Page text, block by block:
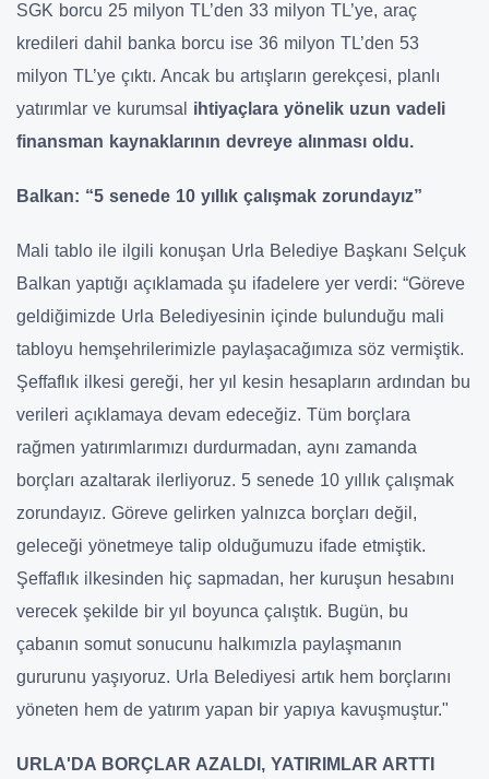
SGK borcu 25 milyon TL’den 33 milyon TL’ye, araç
kredileri dahil banka borcu ise 36 milyon TL’den 53
milyon TL’ye çıktı. Ancak bu artışların gerekçesi, planlı
yatırımlar ve kurumsal ihtiyaçlara yönelik uzun vadeli
finansman kaynaklarının devreye alınması oldu.
Balkan: “5 senede 10 yıllık çalışmak zorundayız”
Mali tablo ile ilgili konuşan Urla Belediye Başkanı Selçuk
Balkan yaptığı açıklamada şu ifadelere yer verdi: “Göreve
geldiğimizde Urla Belediyesinin içinde bulunduğu mali
tabloyu hemşehrilerimizle paylaşacağımıza söz vermiştik.
Şeffaflık ilkesi gereği, her yıl kesin hesapların ardından bu
verileri açıklamaya devam edeceğiz. Tüm borçlara
rağmen yatırımlarımızı durdurmadan, aynı zamanda
borçları azaltarak ilerliyoruz. 5 senede 10 yıllık çalışmak
zorundayız. Göreve gelirken yalnızca borçları değil,
geleceği yönetmeye talip olduğumuzu ifade etmiştik.
Şeffaflık ilkesinden hiç sapmadan, her kuruşun hesabını
verecek şekilde bir yıl boyunca çalıştık. Bugün, bu
çabanın somut sonucunu halkımızla paylaşmanın
gururunu yaşıyoruz. Urla Belediyesi artık hem borçlarını
yöneten hem de yatırım yapan bir yapıya kavuşmuştur."
URLA'DA BORÇLAR AZALDI, YATIRIMLAR ARTTI